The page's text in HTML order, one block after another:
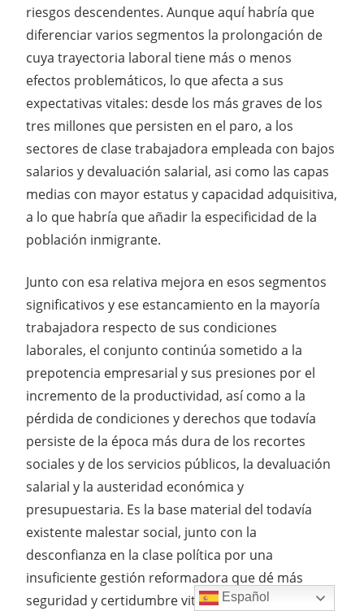
riesgos descendentes. Aunque aquí habría que
diferenciar varios segmentos la prolongación de
cuya trayectoria laboral tiene más o menos
efectos problemáticos, lo que afecta a sus
expectativas vitales: desde los más graves de los
tres millones que persisten en el paro, a los
sectores de clase trabajadora empleada con bajos
salarios y devaluación salarial, asi como las capas
medias con mayor estatus y capacidad adquisitiva,
a lo que habría que añadir la especificidad de la
población inmigrante.
Junto con esa relativa mejora en esos segmentos
significativos y ese estancamiento en la mayoría
trabajadora respecto de sus condiciones
laborales, el conjunto continúa sometido a la
prepotencia empresarial y sus presiones por el
incremento de la productividad, así como a la
pérdida de condiciones y derechos que todavía
persiste de la época más dura de los recortes
sociales y de los servicios públicos, la devaluación
salarial y la austeridad económica y
presupuestaria. Es la base material del todavía
existente malestar social, junto con la
desconfianza en la clase política por una
insuficiente gestión reformadora que dé más
seguridad y certidumbre vital a esas mayorías de
Español